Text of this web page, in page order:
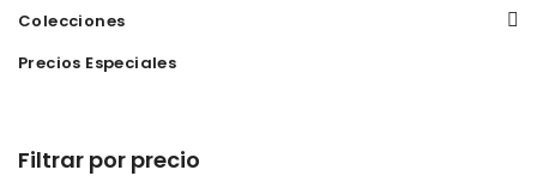
Colecciones
Precios Especiales
Filtrar por precio